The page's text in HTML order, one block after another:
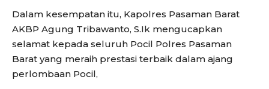
Dalam kesempatan itu, Kapolres Pasaman Barat
AKBP Agung Tribawanto, S.Ik mengucapkan
selamat kepada seluruh Pocil Polres Pasaman
Barat yang meraih prestasi terbaik dalam ajang
perlombaan Pocil,